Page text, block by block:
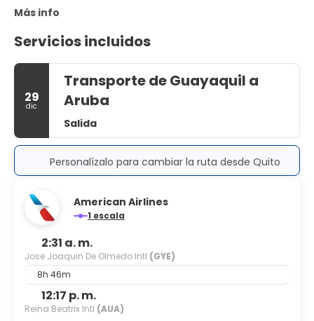
Más info
Servicios incluidos
29
dic
Transporte de Guayaquil a
Aruba
Salida
Personalízalo para cambiar la ruta desde Quito
American Airlines
1 escala
2:31 a. m.
Jose Joaquin De Olmedo Intl (GYE)
8h 46m
12:17 p. m.
Reina Beatrix Intl (AUA)